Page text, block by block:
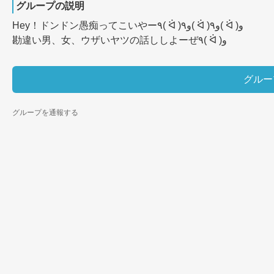
グループの説明
Hey！ドンドン愚痴ってこいやー٩( ᐛ )و٩( ᐛ )و٩( ᐛ )و
勘違い男、女、ウザいヤツの話ししよーぜ٩( ᐛ )و
グル
グループを通報する